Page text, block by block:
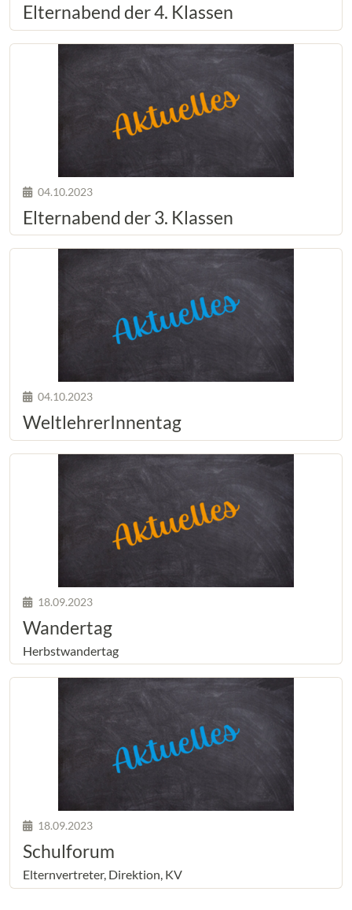
Elternabend der 4. Klassen
04.10.2023
Elternabend der 3. Klassen
04.10.2023
WeltlehrerInnentag
18.09.2023
Wandertag
Herbstwandertag
18.09.2023
Schulforum
Elternvertreter, Direktion, KV